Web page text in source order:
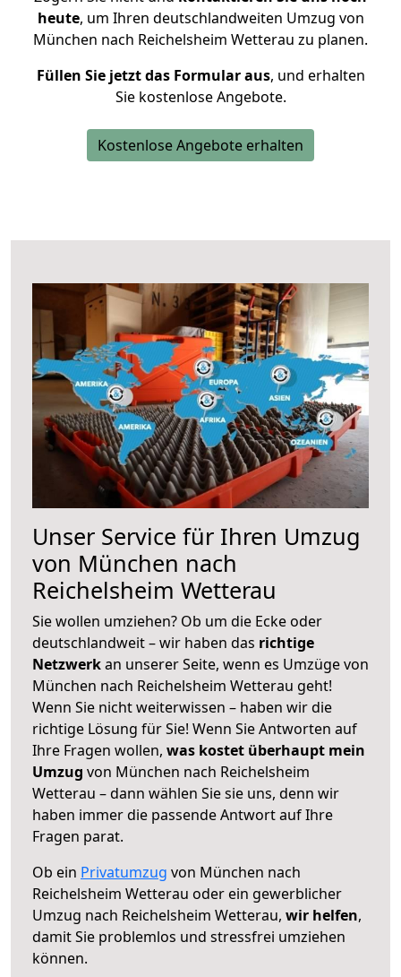
heute, um Ihren deutschlandweiten Umzug von
München nach Reichelsheim Wetterau zu planen.
Füllen Sie jetzt das Formular aus, und erhalten
Sie kostenlose Angebote.
Kostenlose Angebote erhalten
Unser Service für Ihren Umzug
von München nach
Reichelsheim Wetterau
Sie wollen umziehen? Ob um die Ecke oder
deutschlandweit – wir haben das richtige
Netzwerkan unserer Seite, wenn es Umzüge von
München nach Reichelsheim Wetterau geht!
Wenn Sie nicht weiterwissen – haben wir die
richtige Lösung für Sie! Wenn Sie Antworten auf
Ihre Fragen wollen, was kostet überhaupt mein
Umzug von München nach Reichelsheim
Wetterau – dann wählen Sie sie uns, denn wir
haben immer die passende Antwort auf Ihre
Fragen parat.
Ob ein Privatumzug von München nach
Reichelsheim Wetterau oder ein gewerblicher
Umzug nach Reichelsheim Wetterau, wir helfen,
damit Sie problemlos und stressfrei umziehen
können.